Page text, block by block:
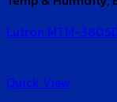
Lutron MTM-
Quick View